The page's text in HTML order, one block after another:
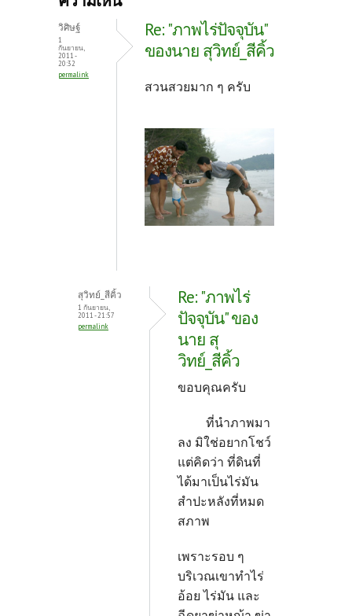
k
es
t
วิศิษฐ์
1
กันยายน,
2011 -
20:32
permalink
Re: "ภาพไร่ปัจจุบัน"
ของนาย สุวิทย์_สีคิ้ว
สวนสวยมาก ๆ ครับ
สุวิทย์_สีคิ้ว
1 กันยายน,
2011 - 21:57
permalink
Re: "ภาพไร่
ปัจจุบัน" ของ
นาย สุ
วิทย์_สีคิ้ว
ขอบคุณครับ
ที่นำภาพมา
ลง มิใช่อยากโชว์
แต่คิดว่า ที่ดินที่
ได้มาเป็นไร่มัน
สำปะหลังที่หมด
สภาพ
เพราะรอบ ๆ
บริเวณเขาทำไร่
อ้อย ไร่มัน และ